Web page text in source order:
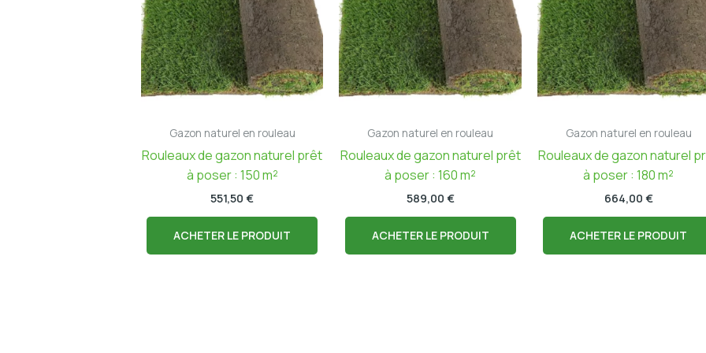
Gazon naturel en rouleau
Rouleaux de gazon naturel prêt
à poser : 150 m²
551,50€
ACHETER LE PRODUIT
Gazon naturel en rouleau
Rouleaux de gazon naturel prêt
à poser : 160 m²
589,00 €
ACHETER LE PRODUIT
Gazon naturel en rouleau
Rouleaux de gazon naturel
à poser : 180 m²
664,00 €
ACHETER LE PRODUIT